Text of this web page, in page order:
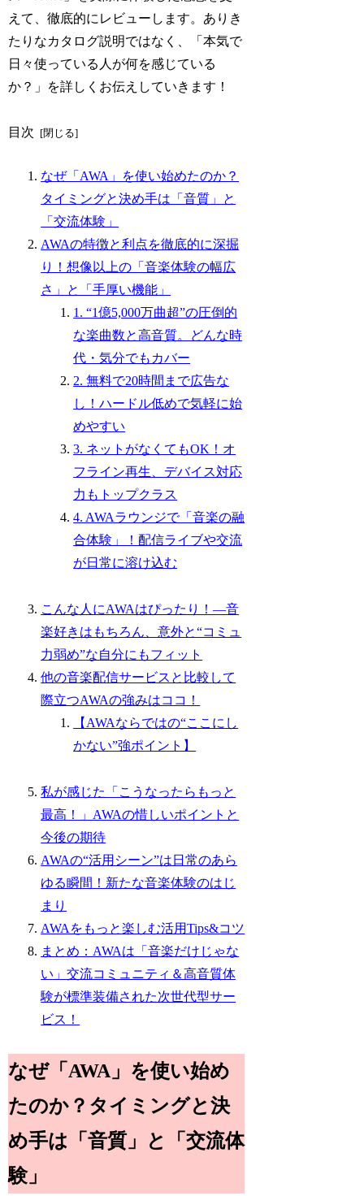
えて、徹底的にレビューします。ありき
たりなカタログ説明ではなく、「本気で
日々使っている人が何を感じている
か？」を詳しくお伝えしていきます！
目次
なぜ「AWA」を使い始めたのか？
タイミングと決め手は「音質」と
「交流体験」
AWAの特徴と利点を徹底的に深掘
り！想像以上の「音楽体験の幅広
さ」と「手厚い機能」
1. “1億5,000万曲超”の圧倒的
な楽曲数と高音質。どんな時
代・気分でもカバー
2. 無料で20時間まで広告な
し！ハードル低めで気軽に始
めやすい
3. ネットがなくてもOK！オ
フライン再生、デバイス対応
力もトップクラス
4. AWAラウンジで「音楽の融
合体験」！配信ライブや交流
が日常に溶け込む
こんな人にAWAはぴったり！—音
楽好きはもちろん、意外と“コミュ
力弱め”な自分にもフィット
他の音楽配信サービスと比較して
際立つAWAの強みはココ！
【AWAならではの“ここにし
かない”強ポイント】
私が感じた「こうなったらもっと
最高！」AWAの惜しいポイントと
今後の期待
AWAの“活用シーン”は日常のあら
ゆる瞬間！新たな音楽体験のはじ
まり
AWAをもっと楽しむ活用Tips&コツ
まとめ：AWAは「音楽だけじゃな
い」交流コミュニティ＆高音質体
験が標準装備された次世代型サー
ビス！
なぜ「AWA」を使い始め
たのか？タイミングと決
め手は「音質」と「交流体
験」